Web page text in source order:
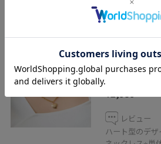
VIS
マルチWAY
ックレス
レビュー
ハート型のデ